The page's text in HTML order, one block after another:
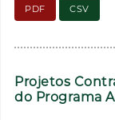
PDF CSV
Projetos
do Programa